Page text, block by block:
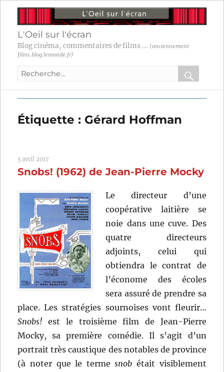
L'Oeil sur l'écran
Blog cinéma, commentaires de films ... (anciennement
films.blog.lemonde.fr)
Recherche
:
OK
Étiquette : Gérard Hoffman
3 avril 2017
Snobs! (1962) de Jean-Pierre Mocky
Le directeur d’une
coopérative laitière se
noie dans une cuve. Des
quatre directeurs
adjoints, celui qui
obtiendra le contrat de
l’économe des écoles
sera assuré de prendre sa
place. Les stratégies sournoises vont fleurir…
Snobs! est le troisième film de Jean-Pierre
Mocky, sa première comédie. Il s’agit d’un
portrait très caustique des notables de province
(à noter que le termesnob était visiblement